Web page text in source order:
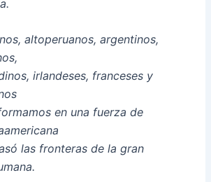
altoperuanos, argentinos,
irlandeses, franceses y
en una fuerza de
las fronteras de la gran